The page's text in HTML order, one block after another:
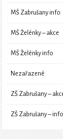
MŠ Zabrušany info
MŠ Želénky – akce
MŠ Želénky info
Nezařazené
ZŠ Zabrušany –
ZŠ Zabrušany – info